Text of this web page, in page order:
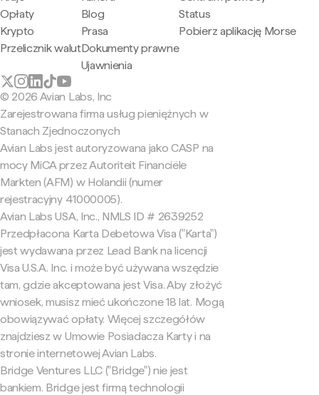
Opłaty
Krypto
Przelicznik walut
Blog
Prasa
Dokumenty prawne
Ujawnienia
Status
Pobierz aplikację Morse
© 2026 Avian Labs, Inc
Zarejestrowana firma usług pieniężnych w
Stanach Zjednoczonych
Avian Labs jest autoryzowana jako CASP na
mocy MiCA przez Autoriteit Financiële
Markten (AFM) w Holandii (numer
rejestracyjny 41000005).
Avian Labs USA, Inc., NMLS ID # 2639252
Przedpłacona Karta Debetowa Visa ("Karta")
jest wydawana przez Lead Bank na licencji
Visa U.S.A. Inc. i może być używana wszędzie
tam, gdzie akceptowana jest Visa. Aby złożyć
wniosek, musisz mieć ukończone 18 lat. Mogą
obowiązywać opłaty. Więcej szczegółów
znajdziesz w Umowie Posiadacza Karty i na
stronie internetowej Avian Labs.
Bridge Ventures LLC ("Bridge") nie jest
bankiem. Bridge jest firmą technologii